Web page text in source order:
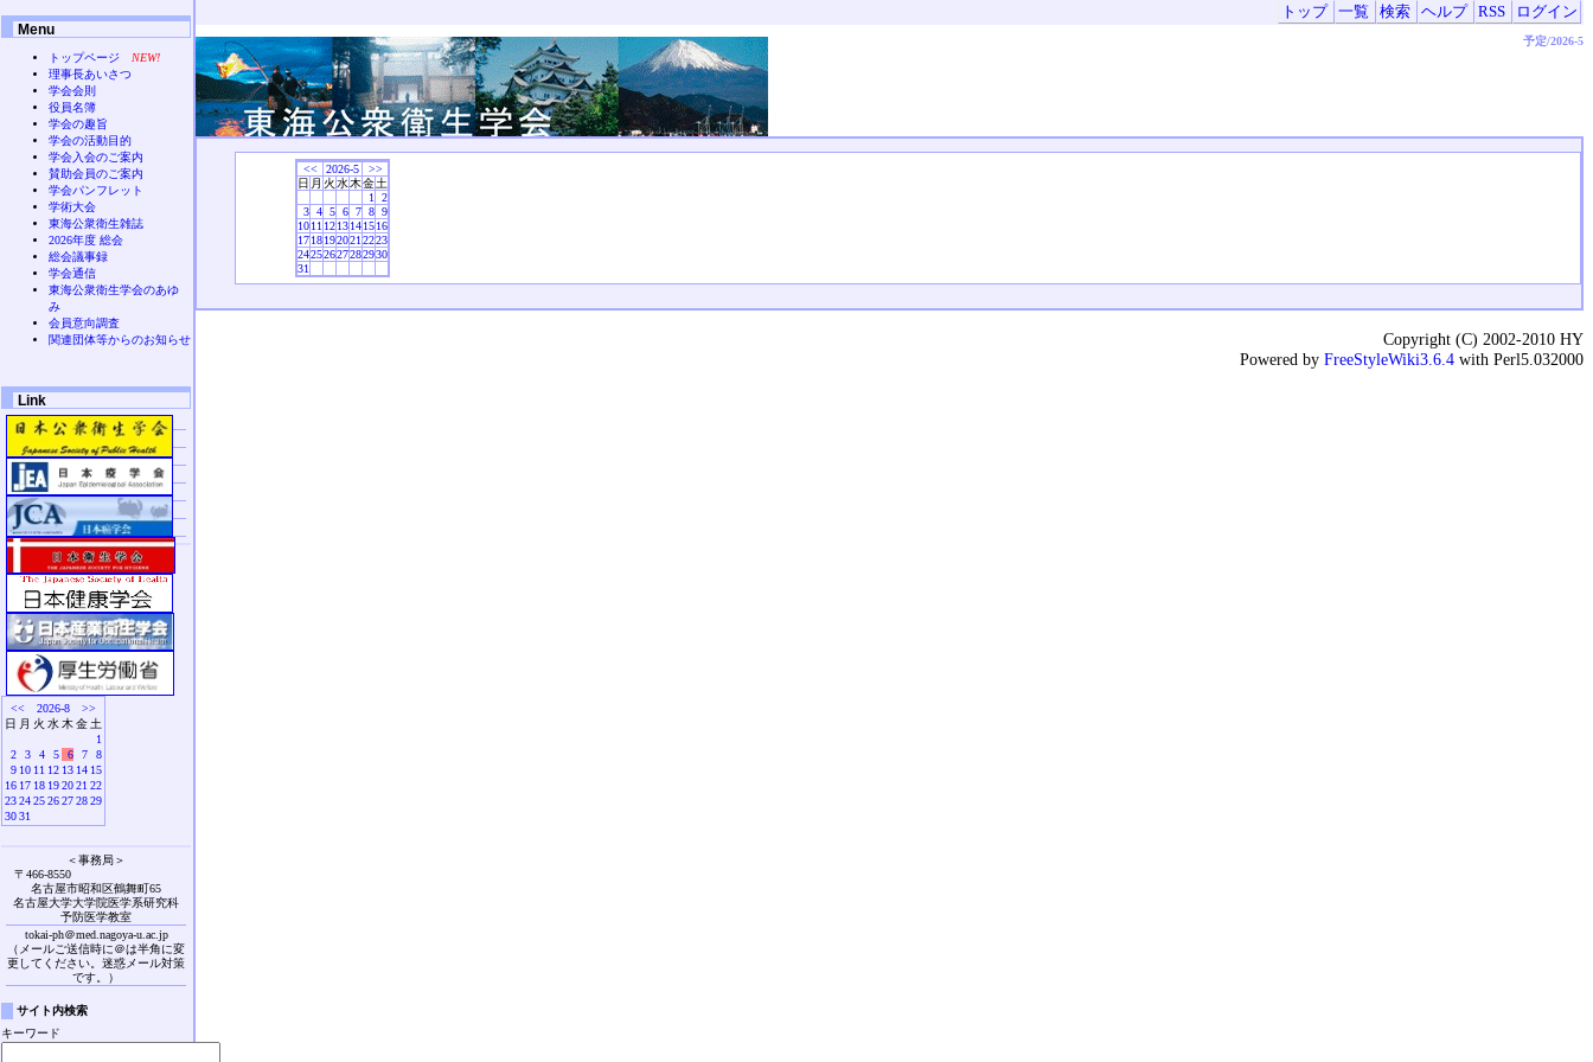
トップ 一覧 検索 ヘルプ RSS ログイン
予定/2026-5
<< 2026-5
>>
日 月 火水木金土
1 2
3 4 5 6 7 8 9
10111213141516
17181920212223
24252627282930
31
Menu
トップページ
NEW!
理事長あいさつ
学会会則
役員名簿
学会の趣旨
学会の活動目的
学会入会のご案内
賛助会員のご案内
学会パンフレット
学術大会
東海公衆衛生雑誌
2026年度 総会
総会議事録
学会通信
東海公衆衛生学会のあゆ
み
会員意向調査
関連団体等からのお知らせ
Link
<< 2026-8
>>
日 月 火 水 木 金 土
1
2
3 4 5 6 7
8
9 10 11 12 13 14 15
16 17 18 19 20 21 22
23 24 25 26 27 28 29
30 31
＜事務局＞
〒466-8550
名古屋市昭和区鶴舞町65
名古屋大学大学院医学系研究科
予防医学教室
tokai-ph＠med.nagoya-u.ac.jp
（メールご送信時に＠は半角に変
更してください。迷惑メール対策
です。）
サイト内検索
キーワード
Copyright (C) 2002-2010 HY
Powered by FreeStyleWiki3.6.4 with Perl5.032000